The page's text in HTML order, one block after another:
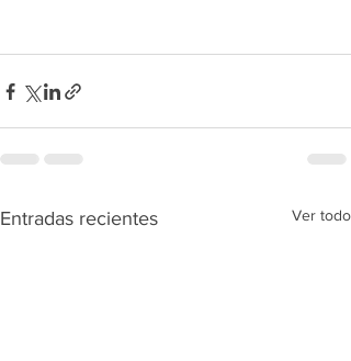
Entradas recientes Ver todo